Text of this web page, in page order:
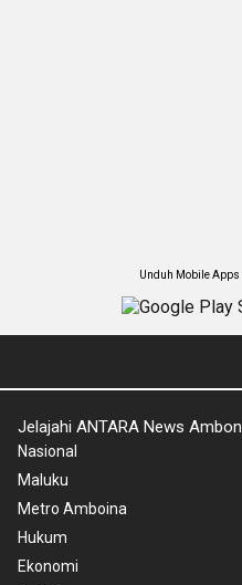
Unduh Mobile
Jelajahi ANTARA News
Nasional
Maluku
Metro Amboina
Hukum
Ekonomi